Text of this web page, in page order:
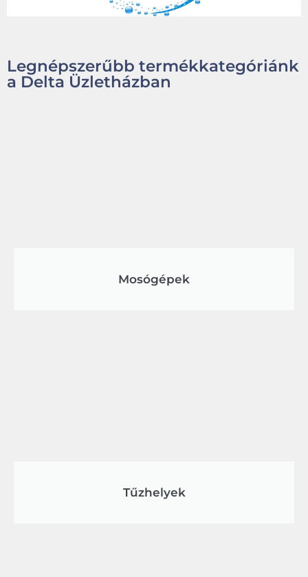
Legnépszerűbb termékkategóriánk
a Delta Üzletházban
Mosógépek
Tűzhelyek